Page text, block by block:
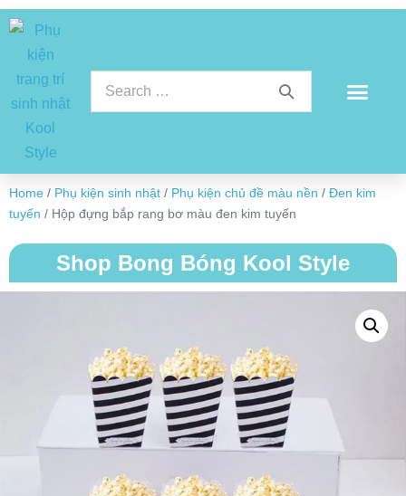
Home / Phụ kiện sinh nhật / Phụ kiện chủ đề màu nền / Đen kim
tuyến / Hộp đựng bắp rang bơ màu đen kim tuyến
Shop Bong Bóng Kool Style